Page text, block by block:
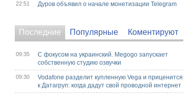
22:51 Дуров объявил о начале монетизации Telegram
Последние Популярные Коментируют
09:35
С фокусом на украинский. Megogo запускает
собственную студию озвучки
09:30
Vodafone разделит купленную Vega и приценится
к Датагруп: когда дадут свой проводной интернет